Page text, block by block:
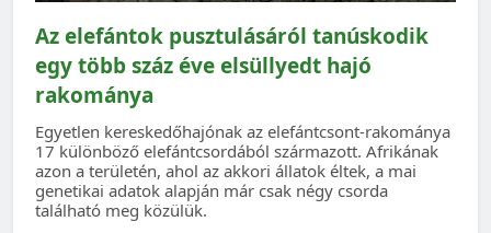
Az elefántok pusztulásáról tanúskodik
egy több száz éve elsüllyedt hajó
rakománya
Egyetlen kereskedőhajónak az elefántcsont-rakománya
17 különböző elefántcsordából származott. Afrikának
azon a területén, ahol az akkori állatok éltek, a mai
genetikai adatok alapján már csak négy csorda
található meg közülük.